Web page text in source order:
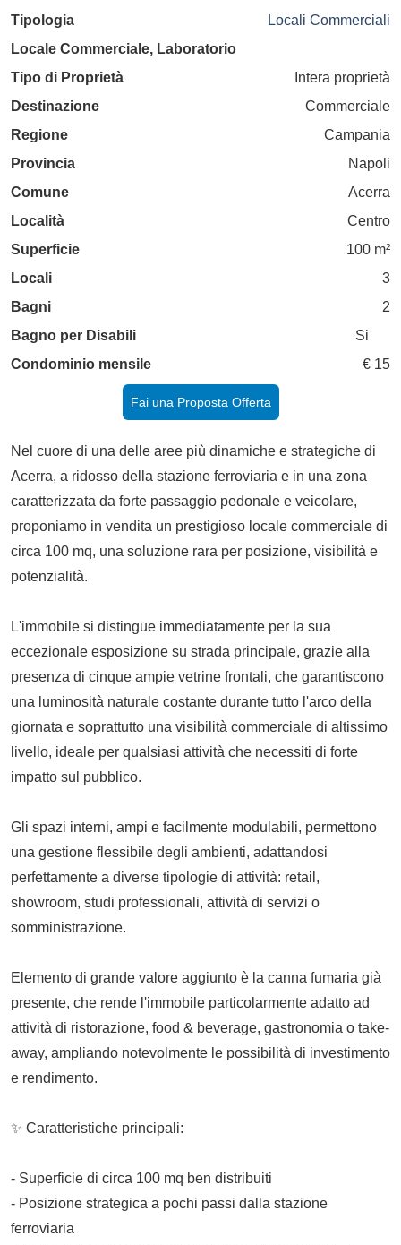
Tipologia
Locali Commerciali
Locale Commerciale, Laboratorio
Tipo di Proprietà
Intera proprietà
Destinazione
Commerciale
Regione
Campania
Provincia
Napoli
Comune
Acerra
Località
Centro
Superficie
100 m²
Locali
3
Bagni
2
Bagno per Disabili
Si
Condominio mensile
€ 15
Fai una Proposta Offerta
Nel cuore di una delle aree più dinamiche e strategiche di
Acerra, a ridosso della stazione ferroviaria e in una zona
caratterizzata da forte passaggio pedonale e veicolare,
proponiamo in vendita un prestigioso locale commerciale di
circa 100 mq, una soluzione rara per posizione, visibilità e
potenzialità.
L'immobile si distingue immediatamente per la sua
eccezionale esposizione su strada principale, grazie alla
presenza di cinque ampie vetrine frontali, che garantiscono
una luminosità naturale costante durante tutto l'arco della
giornata e soprattutto una visibilità commerciale di altissimo
livello, ideale per qualsiasi attività che necessiti di forte
impatto sul pubblico.
Gli spazi interni, ampi e facilmente modulabili, permettono
una gestione flessibile degli ambienti, adattandosi
perfettamente a diverse tipologie di attività: retail,
showroom, studi professionali, attività di servizi o
somministrazione.
Elemento di grande valore aggiunto è la canna fumaria già
presente, che rende l'immobile particolarmente adatto ad
attività di ristorazione, food & beverage, gastronomia o take-
away, ampliando notevolmente le possibilità di investimento
e rendimento.
✨ Caratteristiche principali:
- Superficie di circa 100 mq ben distribuiti
- Posizione strategica a pochi passi dalla stazione
ferroviaria